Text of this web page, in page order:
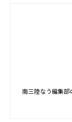
南三陸なう編集